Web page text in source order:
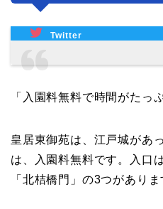
Twitter
「入園料無料で時間がたっ
皇居東御苑は、江戸城があ
は、入園料無料です。入口
「北桔橋門」の3つがありま